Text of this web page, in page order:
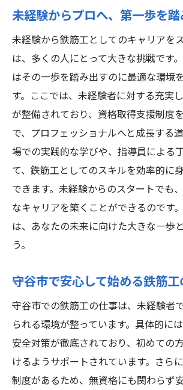
未経験からプロへ、第一歩を
未経験から鉄筋工としてのキャリアを
は、多くの人にとって大きな挑戦です
はその一歩を踏み出すのに最適な環境
す。ここでは、未経験者に対する充実
が整備されており、資格取得支援制度
で、プロフェッショナルへと成長する
場での実践的な学びや、指導員による
て、鉄筋工としてのスキルを効率的に
できます。未経験からのスタートでも
なキャリアを築くことができるのです
は、あなたの未来に向けた大きな一歩
う。
守谷市で安心して始める鉄筋
守谷市での鉄筋工の仕事は、未経験者
られる環境が整っています。具体的に
安全対策が徹底されており、初めての
けるようサポートされています。さら
制度があるため、無資格にも関わらず